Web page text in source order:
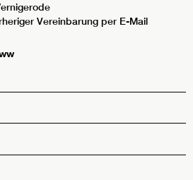
Vereinbarung per E-Mail